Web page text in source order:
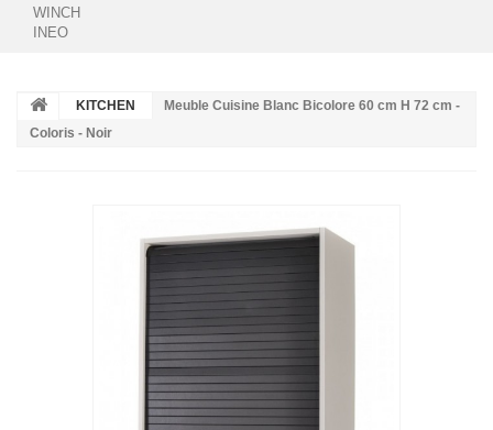
WINCH
INEO
KITCHEN
Meuble Cuisine Blanc Bicolore 60 cm H 72 cm -
Coloris - Noir